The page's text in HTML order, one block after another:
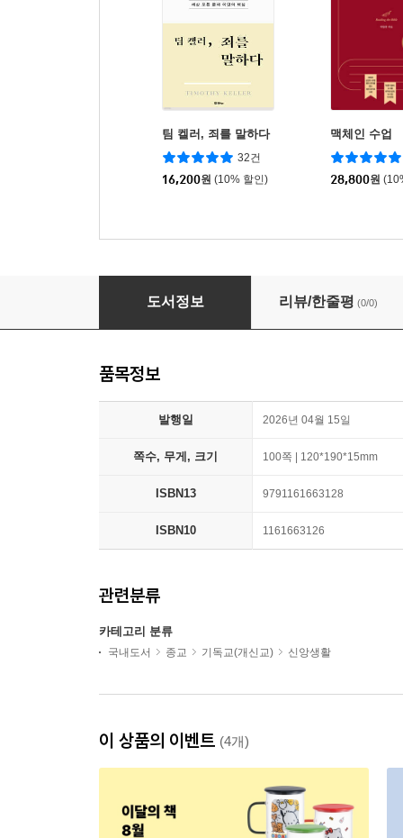
팀 켈러, 죄를 말하다
32건
16,200원 (10% 할인)
맥체인 수업
28,800원
사도신경, 주기도문, 십계명을 알려 주세요!
도서정보 리뷰/한줄평 (0/0)
품목정보
발행일 2026년 04월 15일
쪽수, 무게, 크기 100쪽 | 120*190*15mm
ISBN13 9791161663128
ISBN10 1161663126
관련분류
카테고리 분류
국내도서 종교 기독교(개신교) 신앙생활
이 상품의 이벤트 (4개)